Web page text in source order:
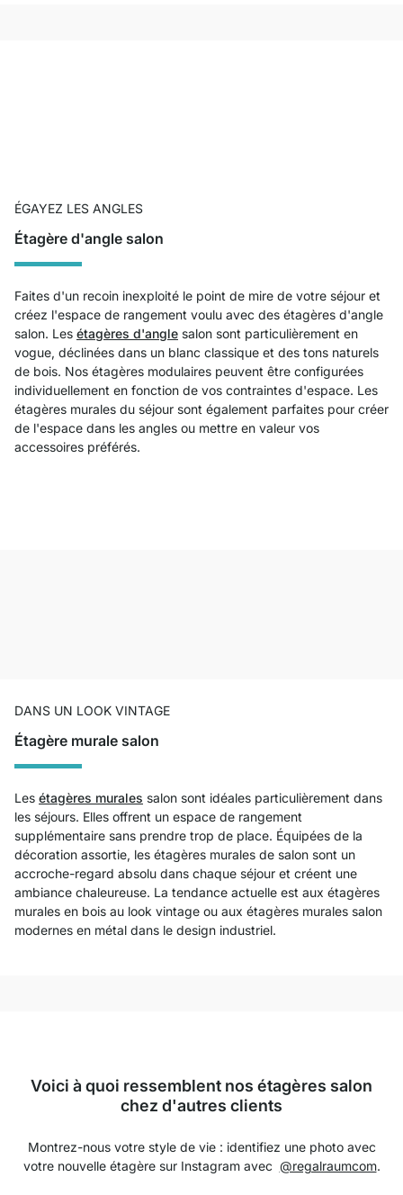
ÉGAYEZ LES ANGLES
Étagère d'angle salon
Faites d'un recoin inexploité le point de mire de votre séjour et
créez l'espace de rangement voulu avec des étagères d'angle
salon. Les étagères d'angle salon sont particulièrement en
vogue, déclinées dans un blanc classique et des tons naturels
de bois. Nos étagères modulaires peuvent être configurées
individuellement en fonction de vos contraintes d'espace. Les
étagères murales du séjour sont également parfaites pour créer
de l'espace dans les angles ou mettre en valeur vos
accessoires préférés.
DANS UN LOOK VINTAGE
Étagère murale salon
Les étagères murales salon sont idéales particulièrement dans
les séjours. Elles offrent un espace de rangement
supplémentaire sans prendre trop de place. Équipées de la
décoration assortie, les étagères murales de salon sont un
accroche-regard absolu dans chaque séjour et créent une
ambiance chaleureuse. La tendance actuelle est aux étagères
murales en bois au look vintage ou aux étagères murales salon
modernes en métal dans le design industriel.
Voici à quoi ressemblent nos étagères salon
chez d'autres clients
Montrez-nous votre style de vie : identifiez une photo avec
votre nouvelle étagère sur Instagram avec @regalraumcom.